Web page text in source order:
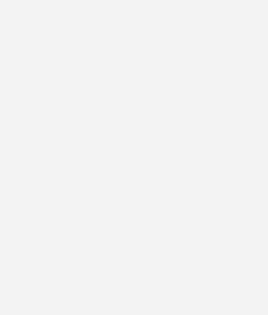
Ein- und Ausstieg innerhalb der
der Treppe fest verbunden. Weitere Merkmale
an verschiedene Raumhöhen, das
Aluminium-Konstruktion sowie Stufen aus
mit gezahnter Oberfläche (RH R13). Die
(Stufenanzahl 12, 15, 17, 20) lieferbar.
Akku-Bohrschrauber
BS 18 L BL Quick von Metabo ist
lang. Er eignet sich daher für Anwendungen